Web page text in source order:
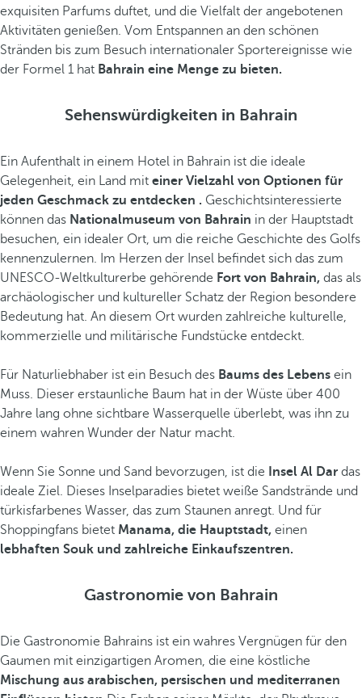
exquisiten Parfums duftet, und die Vielfalt der angebotenen
Aktivitäten genießen. Vom Entspannen an den schönen
Stränden bis zum Besuch internationaler Sportereignisse wie
der Formel 1 hat Bahrain eine Menge zu bieten.
Sehenswürdigkeiten in Bahrain
Ein Aufenthalt in einem Hotel in Bahrain ist die ideale
Gelegenheit, ein Land mit einer Vielzahl von Optionen für
jeden Geschmack zu entdecken . Geschichtsinteressierte
können das Nationalmuseum von Bahrain in der Hauptstadt
besuchen, ein idealer Ort, um die reiche Geschichte des Golfs
kennenzulernen. Im Herzen der Insel befindet sich das zum
UNESCO-Weltkulturerbe gehörende Fort von Bahrain, das als
archäologischer und kultureller Schatz der Region besondere
Bedeutung hat. An diesem Ort wurden zahlreiche kulturelle,
kommerzielle und militärische Fundstücke entdeckt.
Für Naturliebhaber ist ein Besuch des Baums des Lebens ein
Muss. Dieser erstaunliche Baum hat in der Wüste über 400
Jahre lang ohne sichtbare Wasserquelle überlebt, was ihn zu
einem wahren Wunder der Natur macht.
Wenn Sie Sonne und Sand bevorzugen, ist die Insel Al Dar das
ideale Ziel. Dieses Inselparadies bietet weiße Sandstrände und
türkisfarbenes Wasser, das zum Staunen anregt. Und für
Shoppingfans bietet Manama, die Hauptstadt, einen
lebhaften Souk und zahlreiche Einkaufszentren.
Gastronomie von Bahrain
Die Gastronomie Bahrains ist ein wahres Vergnügen für den
Gaumen mit einzigartigen Aromen, die eine köstliche
Mischung aus arabischen, persischen und mediterranen